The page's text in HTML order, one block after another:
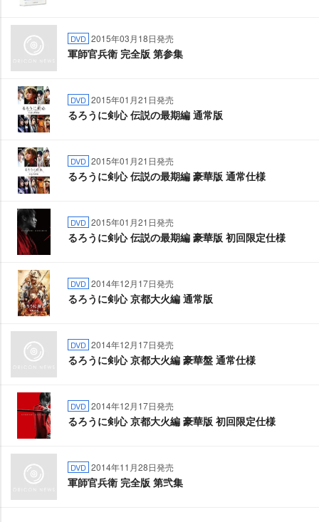
DVD 2015年03月18日発売
軍師官兵衛 完全版 第参集
DVD 2015年01月21日発売
るろうに剣心 伝説の最期編 通常版
DVD 2015年01月21日発売
るろうに剣心 伝説の最期編 豪華版 通常仕様
DVD 2015年01月21日発売
るろうに剣心 伝説の最期編 豪華版 初回限定仕様
DVD 2014年12月17日発売
るろうに剣心 京都大火編 通常版
DVD 2014年12月17日発売
るろうに剣心 京都大火編 豪華盤 通常仕様
DVD 2014年12月17日発売
るろうに剣心 京都大火編 豪華版 初回限定仕様
DVD 2014年11月28日発売
軍師官兵衛 完全版 第弐集